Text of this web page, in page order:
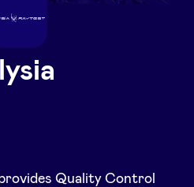
Quality Control